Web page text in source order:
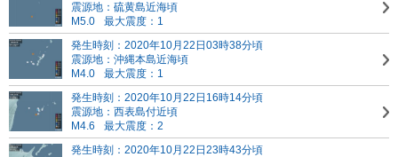
震源地：硫黄島近海頃
M5.0
最大震度：1
発生時刻：2020年10月22日03時38分頃
震源地：沖縄本島近海頃
M4.0
最大震度：1
発生時刻：2020年10月22日16時14分頃
震源地：西表島付近頃
M4.6
最大震度：2
発生時刻：2020年10月22日23時43分頃